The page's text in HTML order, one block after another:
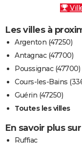
Les villes à
Argenton (47250)
Antagnac (47700)
Poussignac (47700)
Cours-les-Bains
Guérin (47250)
Toutes les villes
En savoir plus
Ruffiac